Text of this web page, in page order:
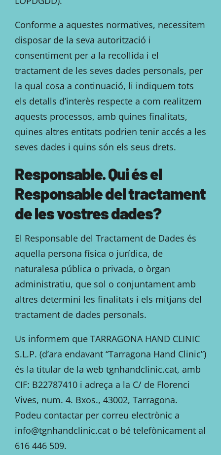
Conforme a aquestes normatives, necessitem
disposar de la seva autorització i
consentiment per a la recollida i el
tractament de les seves dades personals, per
la qual cosa a continuació, li indiquem tots
els detalls d’interès respecte a com realitzem
aquests processos, amb quines finalitats,
quines altres entitats podrien tenir accés a les
seves dades i quins són els seus drets.
Responsable. Qui és el
Responsable del tractament
de les vostres dades?
El Responsable del Tractament de Dades és
aquella persona física o jurídica, de
naturalesa pública o privada, o òrgan
administratiu, que sol o conjuntament amb
altres determini les finalitats i els mitjans del
tractament de dades personals.
Us informem que TARRAGONA HAND CLINIC
S.L.P. (d’ara endavant “Tarragona Hand Clinic”)
és la titular de la web tgnhandclinic.cat, amb
CIF: B22787410 i adreça a la C/ de Florenci
Vives, num. 4. Bxos., 43002, Tarragona.
Podeu contactar per correu electrònic a
info@tgnhandclinic.cat o bé telefònicament al
616 446 509.